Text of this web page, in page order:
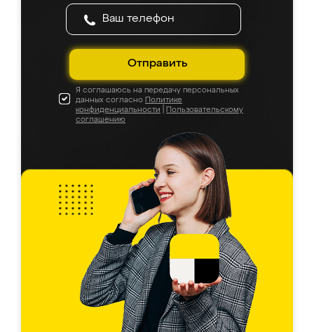
Отправить
Я соглашаюсь на передачу персональных
данных согласно Политике
конфиденциальности
Пользовательскому
соглашению